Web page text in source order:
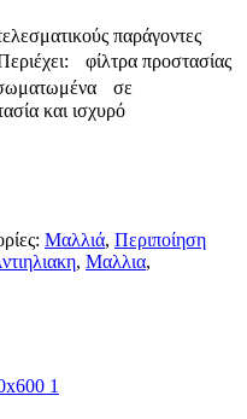
παράγοντες
φίλτρα προστασίας
σε
και ισχυρό
Μαλλιά, Περιποίηση
, Μαλλια,